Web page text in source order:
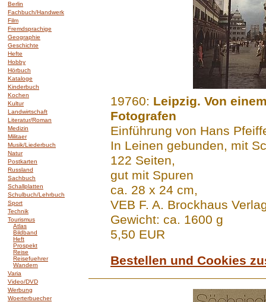
Berlin
Fachbuch/Handwerk
Film
Fremdsprachige
Geographie
Geschichte
Hefte
Hobby
Hörbuch
Kataloge
Kinderbuch
Kochen
Kultur
Landwirtschaft
Literatur/Roman
Medizin
Militaer
Musik/Liederbuch
Natur
Postkarten
Russland
Sachbuch
Schallplatten
Schulbuch/Lehrbuch
Sport
Technik
Tourismus
Atlas
Bildband
Heft
Prospekt
Reise
Reisefuehrer
Wandern
Varia
Video/DVD
Werbung
Woerterbuecher
19760: Leipzig. Von
Fotografen
Einführung von Hans
In Leinen gebunden, mit
122 Seiten,
gut mit Spuren
ca. 28 x 24 cm,
VEB F. A. Brockhaus
Gewicht: ca. 1600 g
5,50 EUR
Bestellen und Cookies